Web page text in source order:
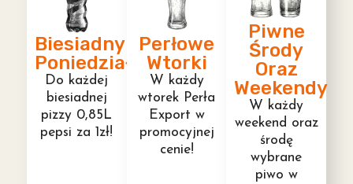
Biesiadny
Poniedziałek
Do każdej
biesiadnej
pizzy 0,85L
pepsi za 1zł!
Perłowe
Wtorki
W każdy
wtorek Perła
Export w
promocyjnej
cenie!
Piwne
Środy
Oraz
Weekendy
W każdy
weekend oraz
środę
wybrane
piwo w